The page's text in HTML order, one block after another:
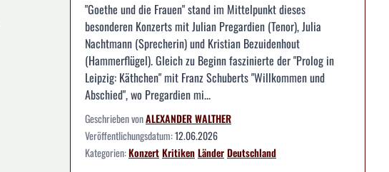
"Goethe und die Frauen" stand im Mittelpunkt dieses
besonderen Konzerts mit Julian Pregardien (Tenor), Julia
Nachtmann (Sprecherin) und Kristian Bezuidenhout
(Hammerflügel). Gleich zu Beginn faszinierte der "Prolog in
Leipzig: Käthchen" mit Franz Schuberts "Willkommen und
Abschied", wo Pregardien mi...
Geschrieben vonALEXANDER WALTHER
Veröffentlichungsdatum:12.06.2026
Kategorien:KonzertKritikenLänderDeutschland